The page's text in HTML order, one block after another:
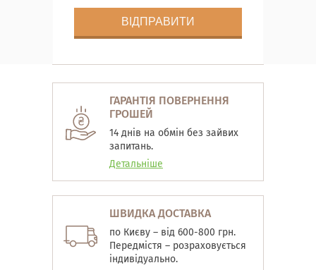
ГАРАНТІЯ ПОВЕРНЕННЯ
ГРОШЕЙ
14 днів на обмін без зайвих
запитань.
Детальніше
ШВИДКА ДОСТАВКА
по Києву – від 600-800 грн.
Передмістя – розраховується
індивідуально.